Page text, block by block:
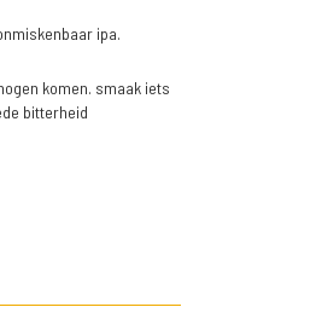
ipa.
komen. smaak iets
bitterheid